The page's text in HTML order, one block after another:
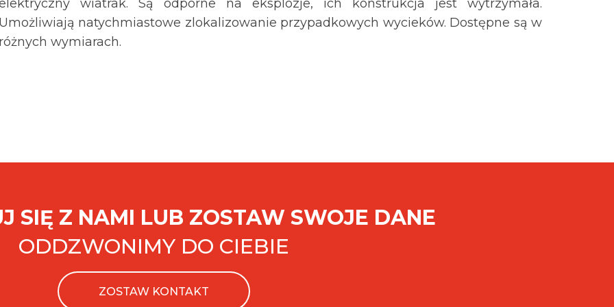
wiatrak. Są odporne na eksplozje, ich konstrukcja jest wytrzymała.
Umożliwiają natychmiastowe zlokalizowanie przypadkowych wycieków. Dostępne są w
różnych wymiarach.
SIĘ Z NAMI LUB ZOSTAW SWOJE DANE
ODDZWONIMY DO CIEBIE
ZOSTAW KONTAKT